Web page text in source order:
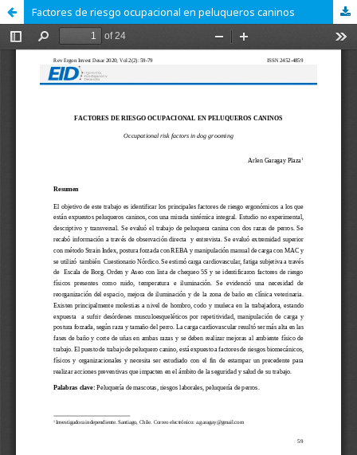
Factores de riesgo ocupacional en peluqueros caninos